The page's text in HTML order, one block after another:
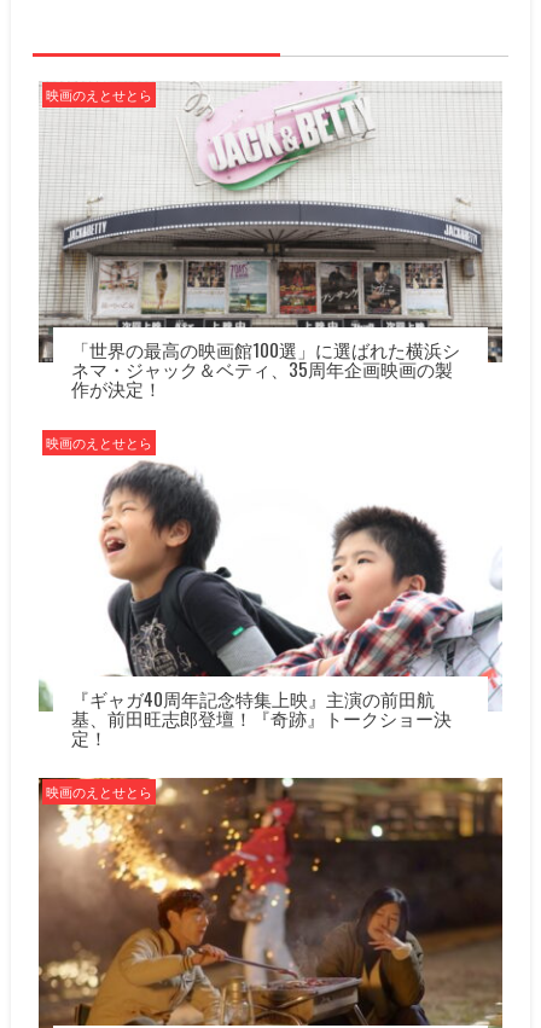
シ
ョ
ン
映画のえとせとら
「世界の最高の映画館100選」に選ばれた横浜シ
ネマ・ジャック＆ベティ、35周年企画映画の製
作が決定！
映画のえとせとら
『ギャガ40周年記念特集上映』主演の前田航
基、前田旺志郎登壇！『奇跡』トークショー決
定！
映画のえとせとら